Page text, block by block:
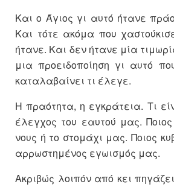
Και ο Άγιος γι αυτό ήτανε
Και τότε ακόμα που
ήτανε. Και δεν ήτανε μία
μια προειδοποίηση γι αυτό
καταλαβαίνει τι έλεγε.
Η πραότητα, η εγκράτεια. Τι
έλεγχος του εαυτού μας.
νους ή το στομάχι μας. Ποιος
αρρωστημένος εγωισμός μας.
Ακριβώς λοιπόν από κει